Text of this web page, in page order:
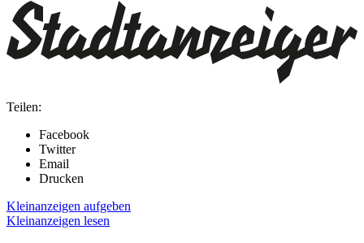
Teilen:
Facebook
Twitter
Email
Drucken
Kleinanzeigen aufgeben
Kleinanzeigen lesen